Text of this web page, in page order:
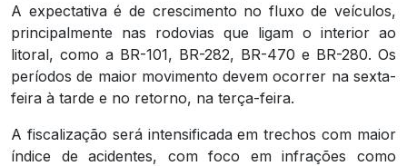
A expectativa é de crescimento no fluxo de veículos,
principalmente nas rodovias que ligam o interior ao
litoral, como a BR-101, BR-282, BR-470 e BR-280. Os
períodos de maior movimento devem ocorrer na sexta-
feira à tarde e no retorno, na terça-feira.
A fiscalização será intensificada em trechos com maior
índice de acidentes, com foco em infrações como